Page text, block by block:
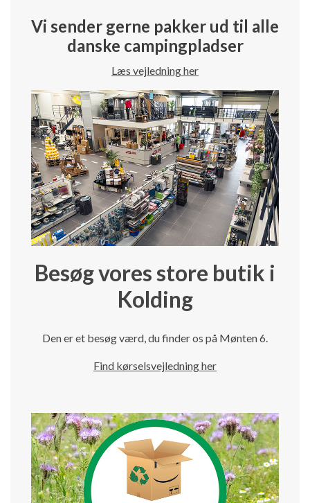
Vi sender gerne pakker ud til alle
danske campingpladser
Læs vejledning her
Besøg vores store butik i
Kolding
Den er et besøg værd, du finder os på Mønten 6.
Find kørselsvejledning her